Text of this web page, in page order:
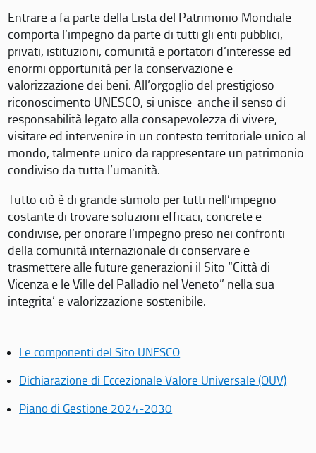
Entrare a fa parte della Lista del Patrimonio Mondiale
comporta l’impegno da parte di tutti gli enti pubblici,
privati, istituzioni, comunità e portatori d’interesse ed
enormi opportunità per la conservazione e
valorizzazione dei beni. All’orgoglio del prestigioso
riconoscimento UNESCO, si unisce anche il senso di
responsabilità legato alla consapevolezza di vivere,
visitare ed intervenire in un contesto territoriale unico al
mondo, talmente unico da rappresentare un patrimonio
condiviso da tutta l’umanità.
Tutto ciò è di grande stimolo per tutti nell’impegno
costante di trovare soluzioni efficaci, concrete e
condivise, per onorare l’impegno preso nei confronti
della comunità internazionale di conservare e
trasmettere alle future generazioni il Sito “Città di
Vicenza e le Ville del Palladio nel Veneto” nella sua
integrita’ e valorizzazione sostenibile.
Le componenti del Sito UNESCO
Dichiarazione di Eccezionale Valore Universale (OUV)
Piano di Gestione 2024-2030